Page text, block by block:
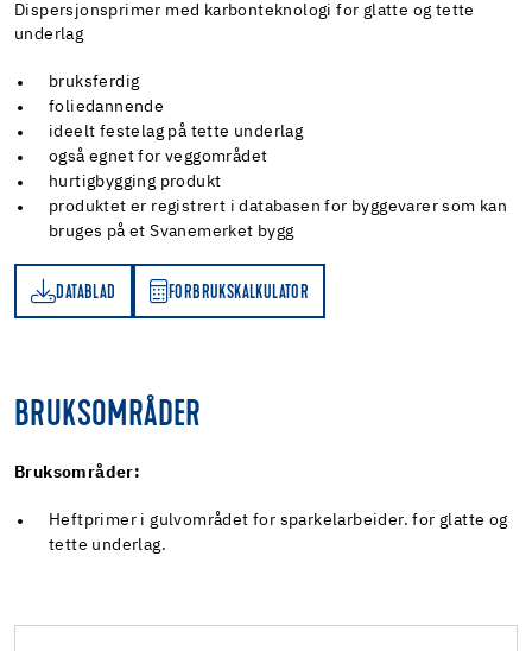
Dispersjonsprimer med karbonteknologi for glatte og tette
underlag
bruksferdig
foliedannende
ideelt festelag på tette underlag
også egnet for veggområdet
hurtigbygging produkt
produktet er registrert i databasen for byggevarer som kan
bruges på et Svanemerket bygg
DATABLAD FORBRUKSKALKULATOR
BRUKSOMRÅDER
Bruksområder:
Heftprimer i gulvområdet for sparkelarbeider. for glatte og
tette underlag.